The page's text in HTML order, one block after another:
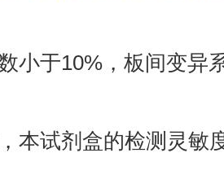
小于10%，板间变异
本试剂盒的检测灵敏